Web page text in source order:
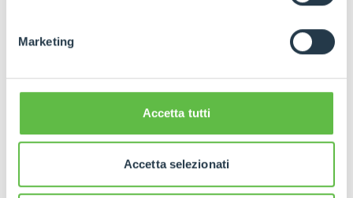
Marketing
Accetta tutti
Accetta selezionati
IDEAL PARA LA CONSTRUCCIÓN: DESCUBRA LA P30.7